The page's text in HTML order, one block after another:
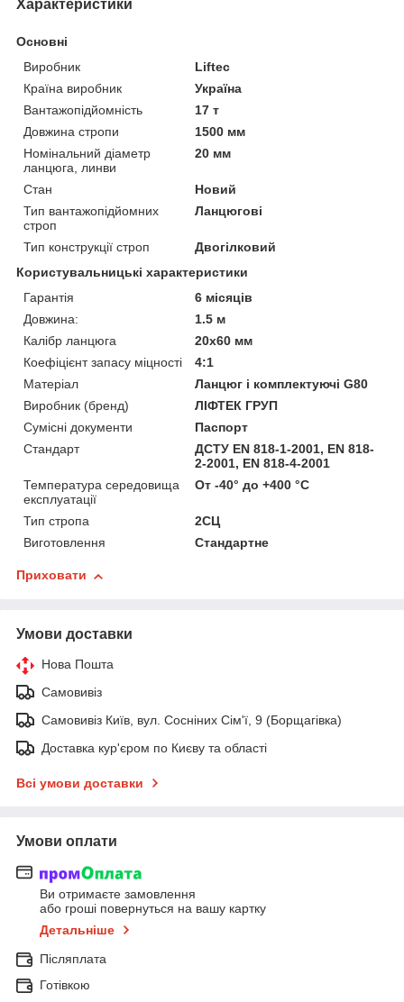
Характеристики
Основні
Виробник
Liftec
Країна виробник
Україна
Вантажопідйомність
17 т
Довжина стропи
1500 мм
Номінальний діаметр
ланцюга, линви
20 мм
Стан
Новий
Тип вантажопідйомних
строп
Ланцюгові
Тип конструкції строп
Двогілковий
Користувальницькі характеристики
Гарантія
6 місяців
Довжина:
1.5 м
Калібр ланцюга
20x60 мм
Коефіцієнт запасу міцності
4:1
Матеріал
Ланцюг і комплектуючі G80
Виробник (бренд)
ЛІФТЕК ГРУП
Сумісні документи
Паспорт
Стандарт
ДСТУ EN 818-1-2001, EN 818-
2-2001, EN 818-4-2001
Температура середовища
експлуатації
От -40° до +400 °С
Тип стропа
2СЦ
Виготовлення
Стандартне
Приховати
Умови доставки
Нова Пошта
Самовивіз
Самовивіз Київ, вул. Сосніних Сім'ї, 9 (Борщагівка)
Доставка кур'єром по Києву та області
Всі умови доставки
Умови оплати
Ви отримаєте замовлення
або гроші повернуться на вашу картку
Детальніше
Післяплата
Готівкою